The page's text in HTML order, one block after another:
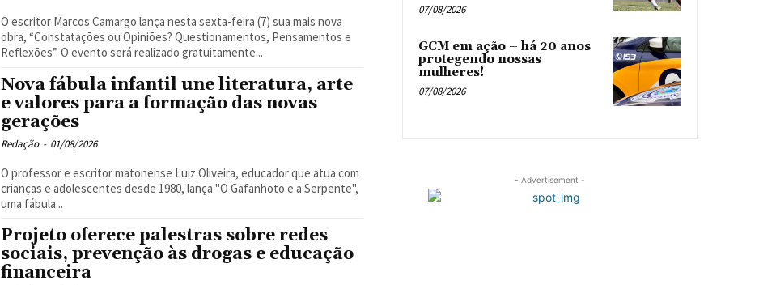
O escritor Marcos Camargo lança nesta sexta-feira (7) sua mais nova
obra, “Constatações ou Opiniões? Questionamentos, Pensamentos e
Reflexões”. O evento será realizado gratuitamente...
Nova fábula infantil une literatura, arte
e valores para a formação das novas
gerações
Redação - 01/08/2026
O professor e escritor matonense Luiz Oliveira, educador que atua com
crianças e adolescentes desde 1980, lança "O Gafanhoto e a Serpente",
uma fábula...
Projeto oferece palestras sobre redes
sociais, prevenção às drogas e educação
financeira
07/08/2026
GCM em ação – há 20 anos
protegendo nossas
mulheres!
07/08/2026
- Advertisement -